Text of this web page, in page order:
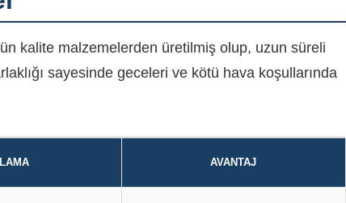
kalite malzemelerden üretilmiş olup, uzun süreli
sayesinde geceleri ve kötü hava koşullarında
AVANTAJ